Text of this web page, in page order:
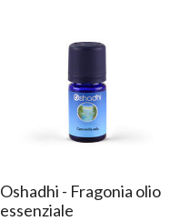
Oshadhi - Fragonia olio
essenziale